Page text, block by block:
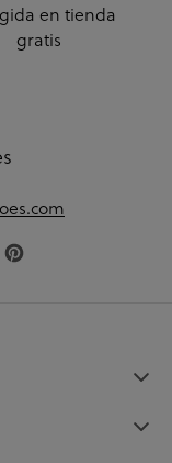
en tienda
gratis